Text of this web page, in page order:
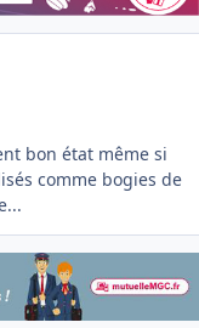
bon état même si
comme bogies de